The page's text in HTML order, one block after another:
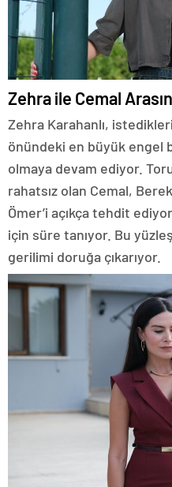
Zehra ile Cemal
Zehra Karahanlı,
önündeki en büyük engel
olmaya devam ediyor.
rahatsız olan Cemal,
Ömer’i açıkça tehdit
için süre tanıyor. Bu
gerilimi doruğa çıkarıyor.